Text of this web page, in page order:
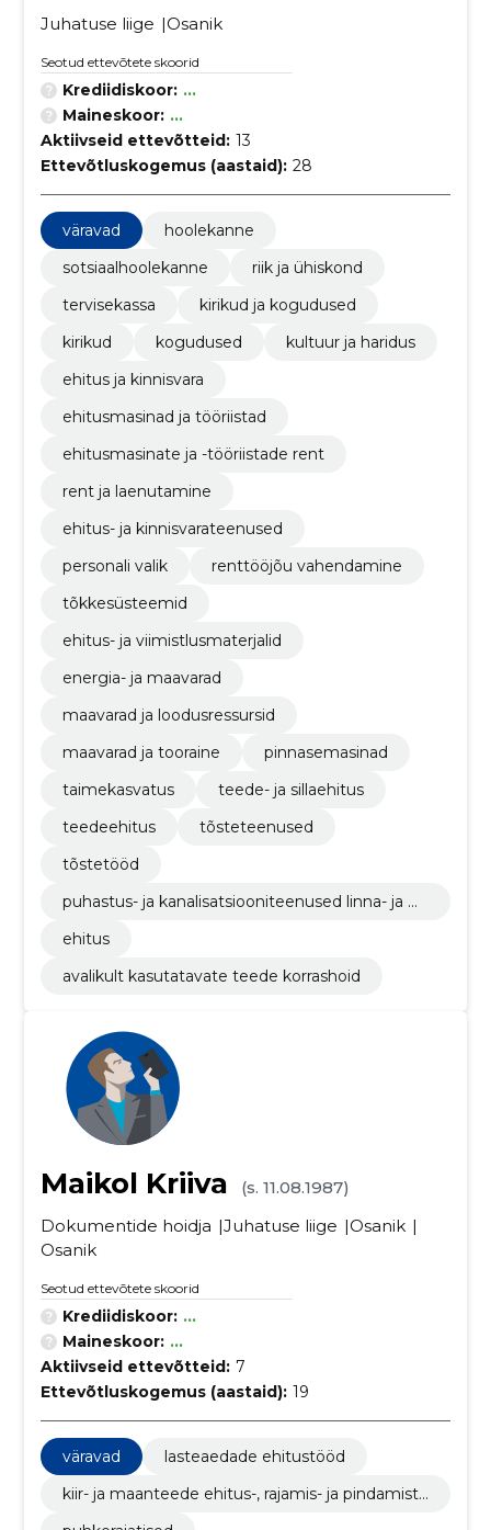
Juhatuse liige
Osanik
Seotud ettevõtete skoorid
Krediidiskoor: ...
Maineskoor: ...
Aktiivseid ettevõtteid: 13
Ettevõtluskogemus (aastaid): 28
väravad
hoolekanne
sotsiaalhoolekanne
riik ja ühiskond
tervisekassa
kirikud ja kogudused
kirikud
kogudused
kultuur ja haridus
ehitus ja kinnisvara
ehitusmasinad ja tööriistad
ehitusmasinate ja -tööriistade rent
rent ja laenutamine
ehitus- ja kinnisvarateenused
personali valik
renttööjõu vahendamine
tõkkesüsteemid
ehitus- ja viimistlusmaterjalid
energia- ja maavarad
maavarad ja loodusressursid
maavarad ja tooraine
pinnasemasinad
taimekasvatus
teede- ja sillaehitus
teedeehitus
tõsteteenused
tõstetööd
puhastus- ja kanalisatsiooniteenused linna- ja m
d
ehitus
avalikult kasutatavate teede korrashoid
Maikol Kriiva
(s. 11.08.1987)
Dokumentide hoidja
Juhatuse liige
Osanik
Osanik
Seotud ettevõtete skoorid
Krediidiskoor: ...
Maineskoor: ...
Aktiivseid ettevõtteid: 7
Ettevõtluskogemus (aastaid): 19
väravad
lasteaedade ehitustööd
kiir- ja maanteede ehitus-, rajamis- ja pindamistö